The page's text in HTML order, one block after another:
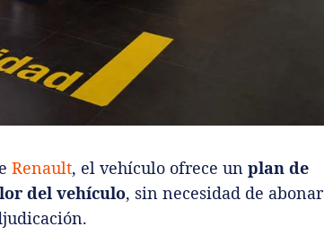
Renault, el vehículo ofrece un plan de
del vehículo, sin necesidad de abonar